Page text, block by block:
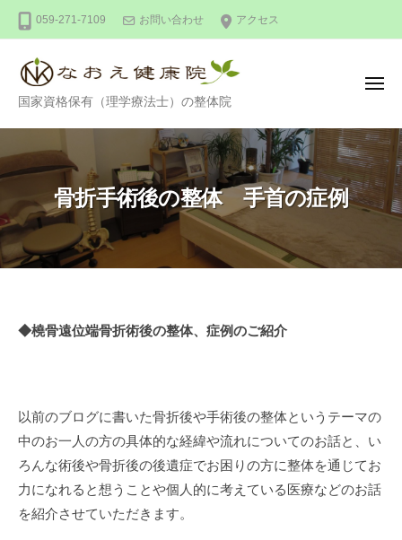
ン
へ
ス
キ
プ
059-271-7109 お問い合わせ アクセス
整
体
な
お
え
健
康
国家資格保有（理学療法士）の整体院
メ
骨折手術後の整体 手首の症例
骨
術
後
の
整
◆橈骨遠位端骨折術後の整体、症例のご紹介
以前のブログに書いた骨折後や手術後の整体というテーマの
中のお一人の方の具体的な経緯や流れについてのお話と、い
ろんな術後や骨折後の後遺症でお困りの方に整体を通じてお
力になれると想うことや個人的に考えている医療などのお話
を紹介させていただきます。
体
な
お
え
健
康
院